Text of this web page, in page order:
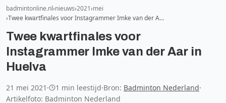
badmintonline.nl nieuws 2021 mei
Twee kwartfinales voor Instagrammer Imke van der A…
Twee kwartfinales voor
Instagrammer Imke van der Aar in
Huelva
21 mei 2021 · 1 min leestijd·Bron: Badminton Nederland·
Artikelfoto: Badminton Nederland